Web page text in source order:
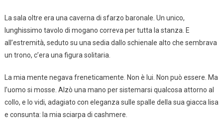
La sala oltre era una caverna di sfarzo baronale. Un unico,
lunghissimo tavolo di mogano correva per tutta la stanza. E
all’estremità, seduto su una sedia dallo schienale alto che sembrava
un trono, c’era una figura solitaria.
La mia mente negava freneticamente. Non è lui. Non può essere. Ma
l’uomo si mosse. Alzò una mano per sistemarsi qualcosa attorno al
collo, e lo vidi, adagiato con eleganza sulle spalle della sua giacca lisa
e consunta: la mia sciarpa di cashmere.